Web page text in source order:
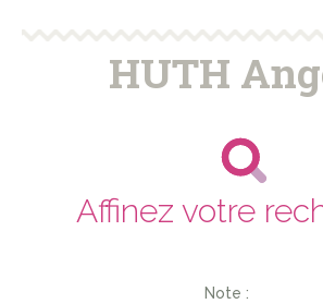
HUTH
Affinez votre
Note :